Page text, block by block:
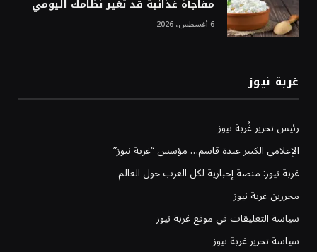
مفاجأة غذائية قد تغير نظامك اليومي
6 أغسطس، 2026
غربة نيوز
رئيس تحرير غُربة نيوز
الإعلامي الكبير عبدة قاسم… مؤسس “غربة نيوز”
غربة نيوز: منصة إخبارية لكل العرب حول العالم
محررين غربة نيوز
سياسة التعليقات في موقع غربة نيوز
سياسة تحرير غربة نيوز